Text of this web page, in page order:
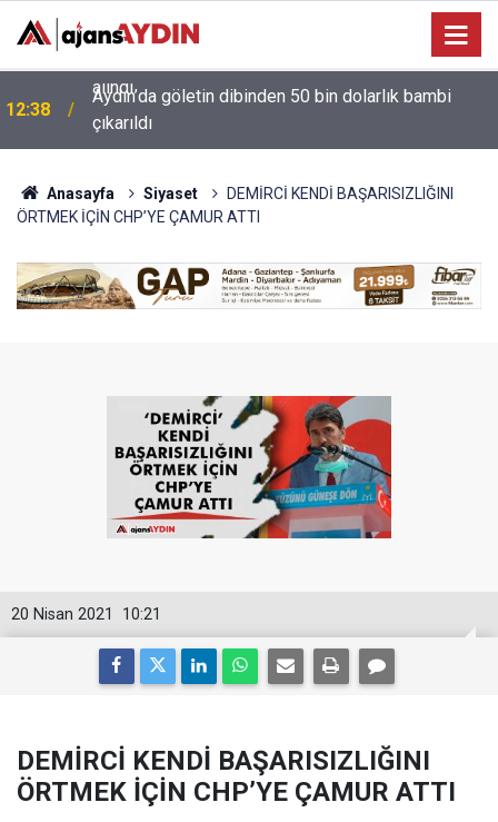
12:38
Aydın’da göletin dibinden 50 bin dolarlık bambi
çıkarıldı
Anasayfa Siyaset
DEMİRCİ KENDİ BAŞARISIZLIĞINI
ÖRTMEK İÇİN CHP’YE ÇAMUR ATTI
10:21
20 Nisan 2021
DEMİRCİ KENDİ BAŞARISIZLIĞINI
ÖRTMEK İÇİN CHP’YE ÇAMUR ATTI